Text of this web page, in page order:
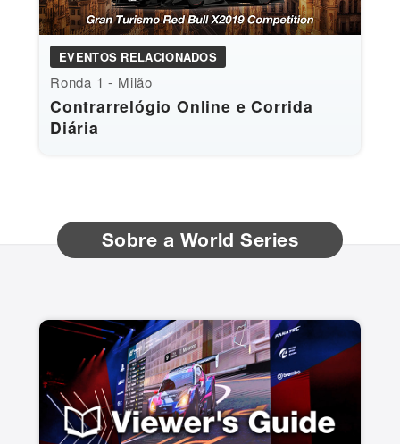
EVENTOS RELACIONADOS
Ronda 1 - Milão
Contrarrelógio Online e Corrida
Diária
Sobre a World Series